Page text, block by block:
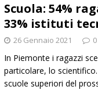
La festa di San Rocco
LANGHE
Palio di Asti: da lunedì 10
Scuola: 54%
33% istituti
26 Gennaio 2021 0
In Piemonte i ragazzi
particolare, lo
scuole superiori del